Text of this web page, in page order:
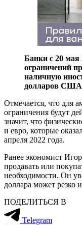
Банки с 20 мая
ограничений
наличную
долларов США
Отмечается, что для
ограничения будут
значит, что
и евро, которые
апреля 2022 года.
Ранее экономист
продавать или
необходимости. Он
доллара может резко
ПОДЕЛИТЬСЯ В
Telegram